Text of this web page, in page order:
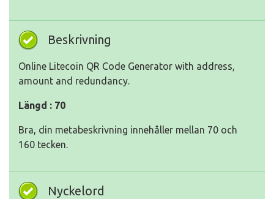
Beskrivning
Online Litecoin QR Code Generator with address,
amount and redundancy.
Längd : 70
Bra, din metabeskrivning innehåller mellan 70 och
160 tecken.
Nyckelord